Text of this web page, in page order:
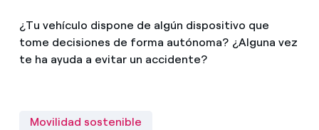
¿Tu vehículo dispone de algún dispositivo que
tome decisiones de forma autónoma? ¿Alguna vez
te ha ayuda a evitar un accidente?
Movilidad sostenible